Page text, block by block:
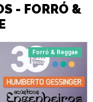
- FORRÓ &
Forró & Reggae